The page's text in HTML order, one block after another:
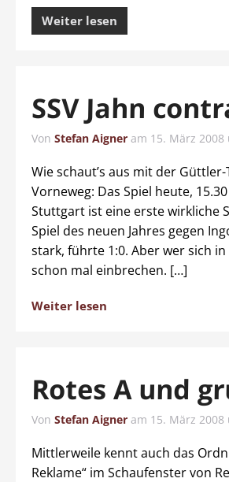
Weiter lesen
SSV Jahn
Von Stefan Aigner am 15. März
Wie schaut’s aus mit der
Vorneweg: Das Spiel heute,
Stuttgart ist eine erste wirkliche
Spiel des neuen Jahres gegen
stark, führte 1:0. Aber wer sich
schon mal einbrechen. […]
Weiter lesen
Rotes A und
Von Stefan Aigner am 15. März
Mittlerweile kennt auch das
Reklame“ im Schaufenster von